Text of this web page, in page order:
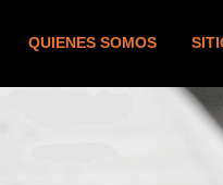
QUIENES SOMOS